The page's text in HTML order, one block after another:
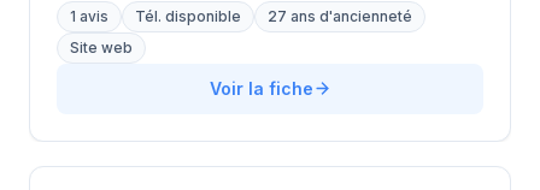
1 avis Tél. disponible
27 ans d'ancienneté
Site web
Voir la fiche